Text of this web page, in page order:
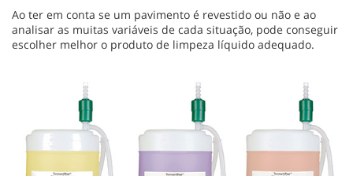
Ao ter em conta se um pavimento é revestido ou não e ao
analisar as muitas variáveis de cada situação, pode conseguir
escolher melhor o produto de limpeza líquido adequado.